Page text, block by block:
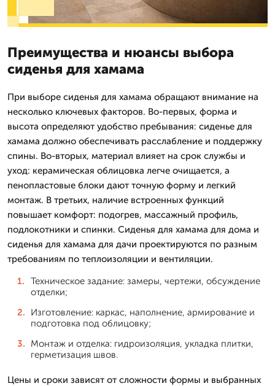
Преимущества и нюансы выбора
сиденья для хамама
При выборе сиденья для хамама обращают внимание на
несколько ключевых факторов. Во-первых, форма и
высота определяют удобство пребывания: сиденье для
хамама должно обеспечивать расслабление и поддержку
спины. Во-вторых, материал влияет на срок службы и
уход: керамическая облицовка легче очищается, а
пенопластовые блоки дают точную форму и легкий
монтаж. В третьих, наличие встроенных функций
повышает комфорт: подогрев, массажный профиль,
подлокотники и спинки. Сиденья для хамама для дома и
сиденья для хамама для дачи проектируются по разным
требованиям по теплоизоляции и вентиляции.
Техническое задание: замеры, чертежи, обсуждение
отделки;
Изготовление: каркас, наполнение, армирование и
подготовка под облицовку;
Монтаж и отделка: гидроизоляция, укладка плитки,
герметизация швов.
Цены и сроки зависят от сложности формы и выбранных